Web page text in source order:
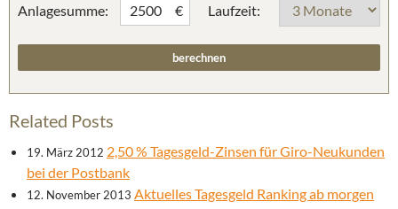
Anlagesumme: € Laufzeit:
Related Posts
19. März 2012 2,50 % Tagesgeld-Zinsen für Giro-Neukunden
bei der Postbank
12. November 2013 Aktuelles Tagesgeld Ranking ab morgen